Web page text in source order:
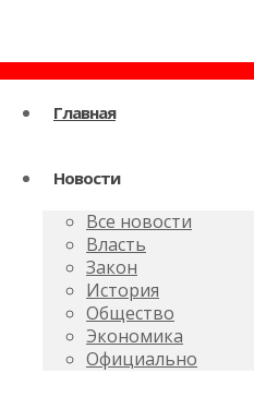
Главная
Новости
Все новости
Власть
Закон
История
Общество
Экономика
Официально